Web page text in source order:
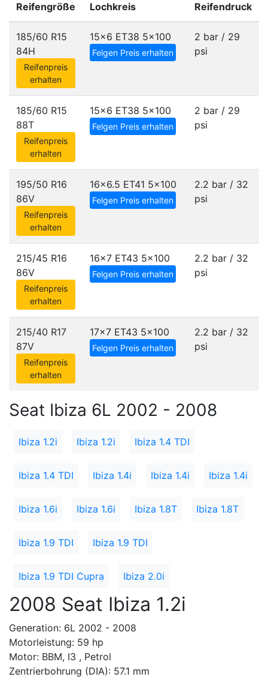
Reifengröße
Lochkreis
Reifendruck
185/60 R15
84H
Reifenpreis
erhalten
15x6 ET38 5x100
Felgen Preis erhalten
2 bar / 29
psi
185/60 R15
88T
Reifenpreis
erhalten
15x6 ET38 5x100
Felgen Preis erhalten
2 bar / 29
psi
195/50 R16
86V
Reifenpreis
erhalten
16x6.5 ET41 5x100
Felgen Preis erhalten
2.2 bar / 32
psi
215/45 R16
86V
Reifenpreis
erhalten
16x7 ET43 5x100
Felgen Preis erhalten
2.2 bar / 32
psi
215/40 R17
87V
Reifenpreis
erhalten
17x7 ET43 5x100
Felgen Preis erhalten
2.2 bar / 32
psi
Seat Ibiza 6L 2002 - 2008
Ibiza 1.2i Ibiza 1.2i Ibiza 1.4 TDI
Ibiza 1.4 TDI Ibiza 1.4i Ibiza 1.4i Ibiza 1.4i
Ibiza 1.6i Ibiza 1.6i Ibiza 1.8T Ibiza 1.8T
Ibiza 1.9 TDI Ibiza 1.9 TDI
Ibiza 1.9 TDI Cupra Ibiza 2.0i
2008 Seat Ibiza 1.2i
Generation: 6L 2002 - 2008
Motorleistung: 59 hp
Motor: BBM, I3 , Petrol
Zentrierbohrung (DIA): 57.1 mm